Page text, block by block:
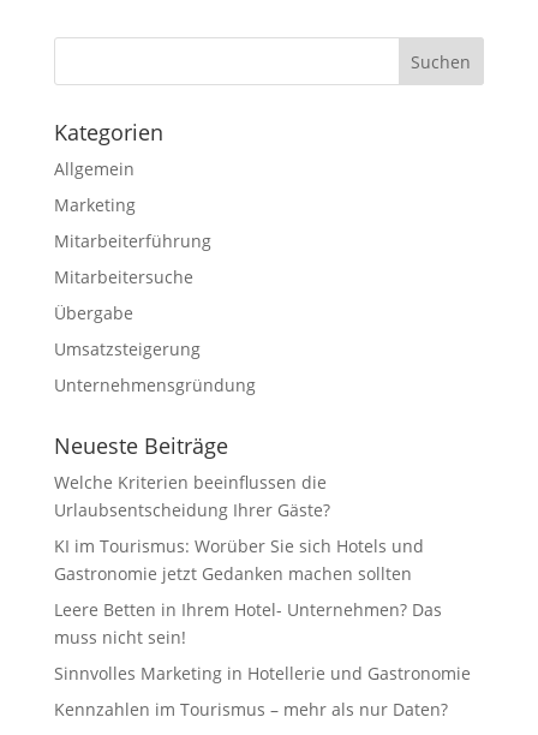
Kategorien
Allgemein
Marketing
Mitarbeiterführung
Mitarbeitersuche
Übergabe
Umsatzsteigerung
Unternehmensgründung
Neueste Beiträge
Welche Kriterien beeinflussen die
Urlaubsentscheidung Ihrer Gäste?
KI im Tourismus: Worüber Sie sich Hotels und
Gastronomie jetzt Gedanken machen sollten
Leere Betten in Ihrem Hotel- Unternehmen? Das
muss nicht sein!
Sinnvolles Marketing in Hotellerie und Gastronomie
Kennzahlen im Tourismus – mehr als nur Daten?